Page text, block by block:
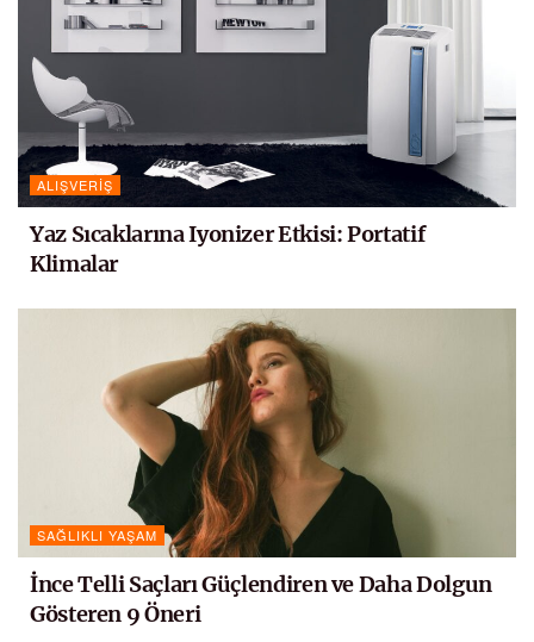
ALIŞVERIŞ
Yaz Sıcaklarına Iyonizer Etkisi: Portatif
Klimalar
SAĞLIKLI YAŞAM
İnce Telli Saçları Güçlendiren ve Daha Dolgun
Gösteren 9 Öneri